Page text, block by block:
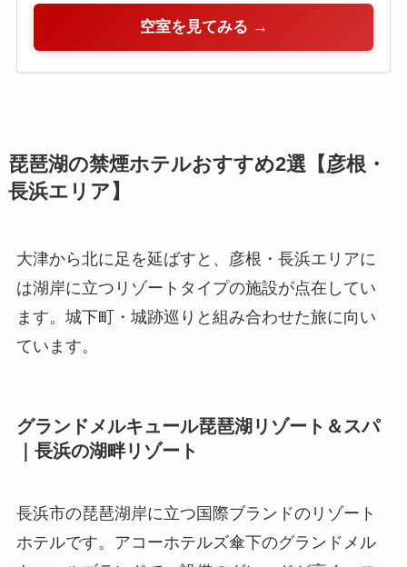
空室を見てみる →
琵琶湖の禁煙ホテルおすすめ2選【彦根・
長浜エリア】
大津から北に足を延ばすと、彦根・長浜エリアに
は湖岸に立つリゾートタイプの施設が点在してい
ます。城下町・城跡巡りと組み合わせた旅に向い
ています。
グランドメルキュール琵琶湖リゾート＆スパ
｜長浜の湖畔リゾート
長浜市の琵琶湖岸に立つ国際ブランドのリゾート
ホテルです。アコーホテルズ傘下のグランドメル